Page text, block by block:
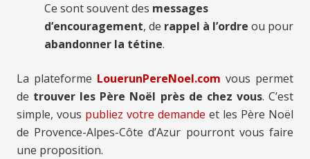
Ce sont souvent des messages
d’encouragement, de rappel à l’ordre ou pour
abandonner la tétine.
La plateforme LouerunPereNoel.com vous permet
de trouver les Père Noël près de chez vous. C’est
simple, vous publiez votre demande et les Père Noël
de Provence-Alpes-Côte d’Azur pourront vous faire
une proposition.